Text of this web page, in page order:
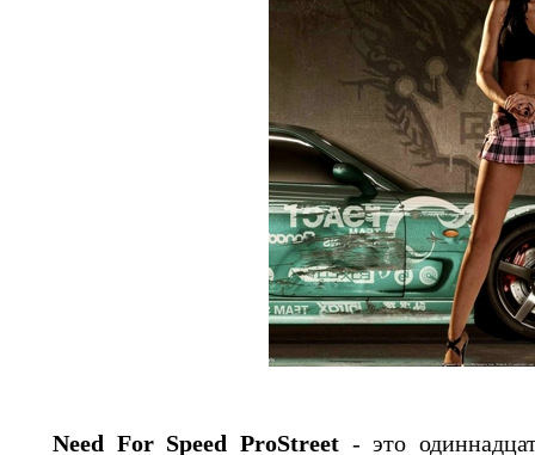
Need For Speed ProStreet- это